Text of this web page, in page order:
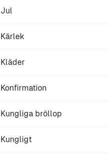
Jul
Kärlek
Kläder
Konfirmation
Kungliga bröllop
Kungligt